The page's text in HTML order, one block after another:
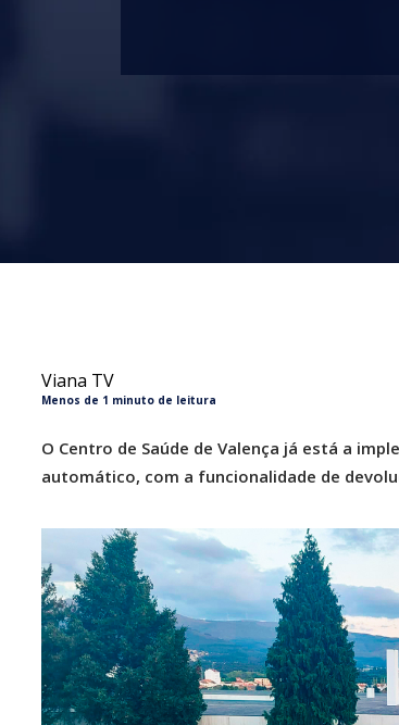
Viana TV
Menos de 1 minuto de leitura
O Centro de Saúde de Valença já está a
automático, com a funcionalidade de